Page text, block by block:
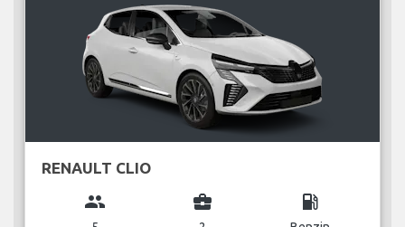
RENAULT CLIO
group business_center local_gas_station